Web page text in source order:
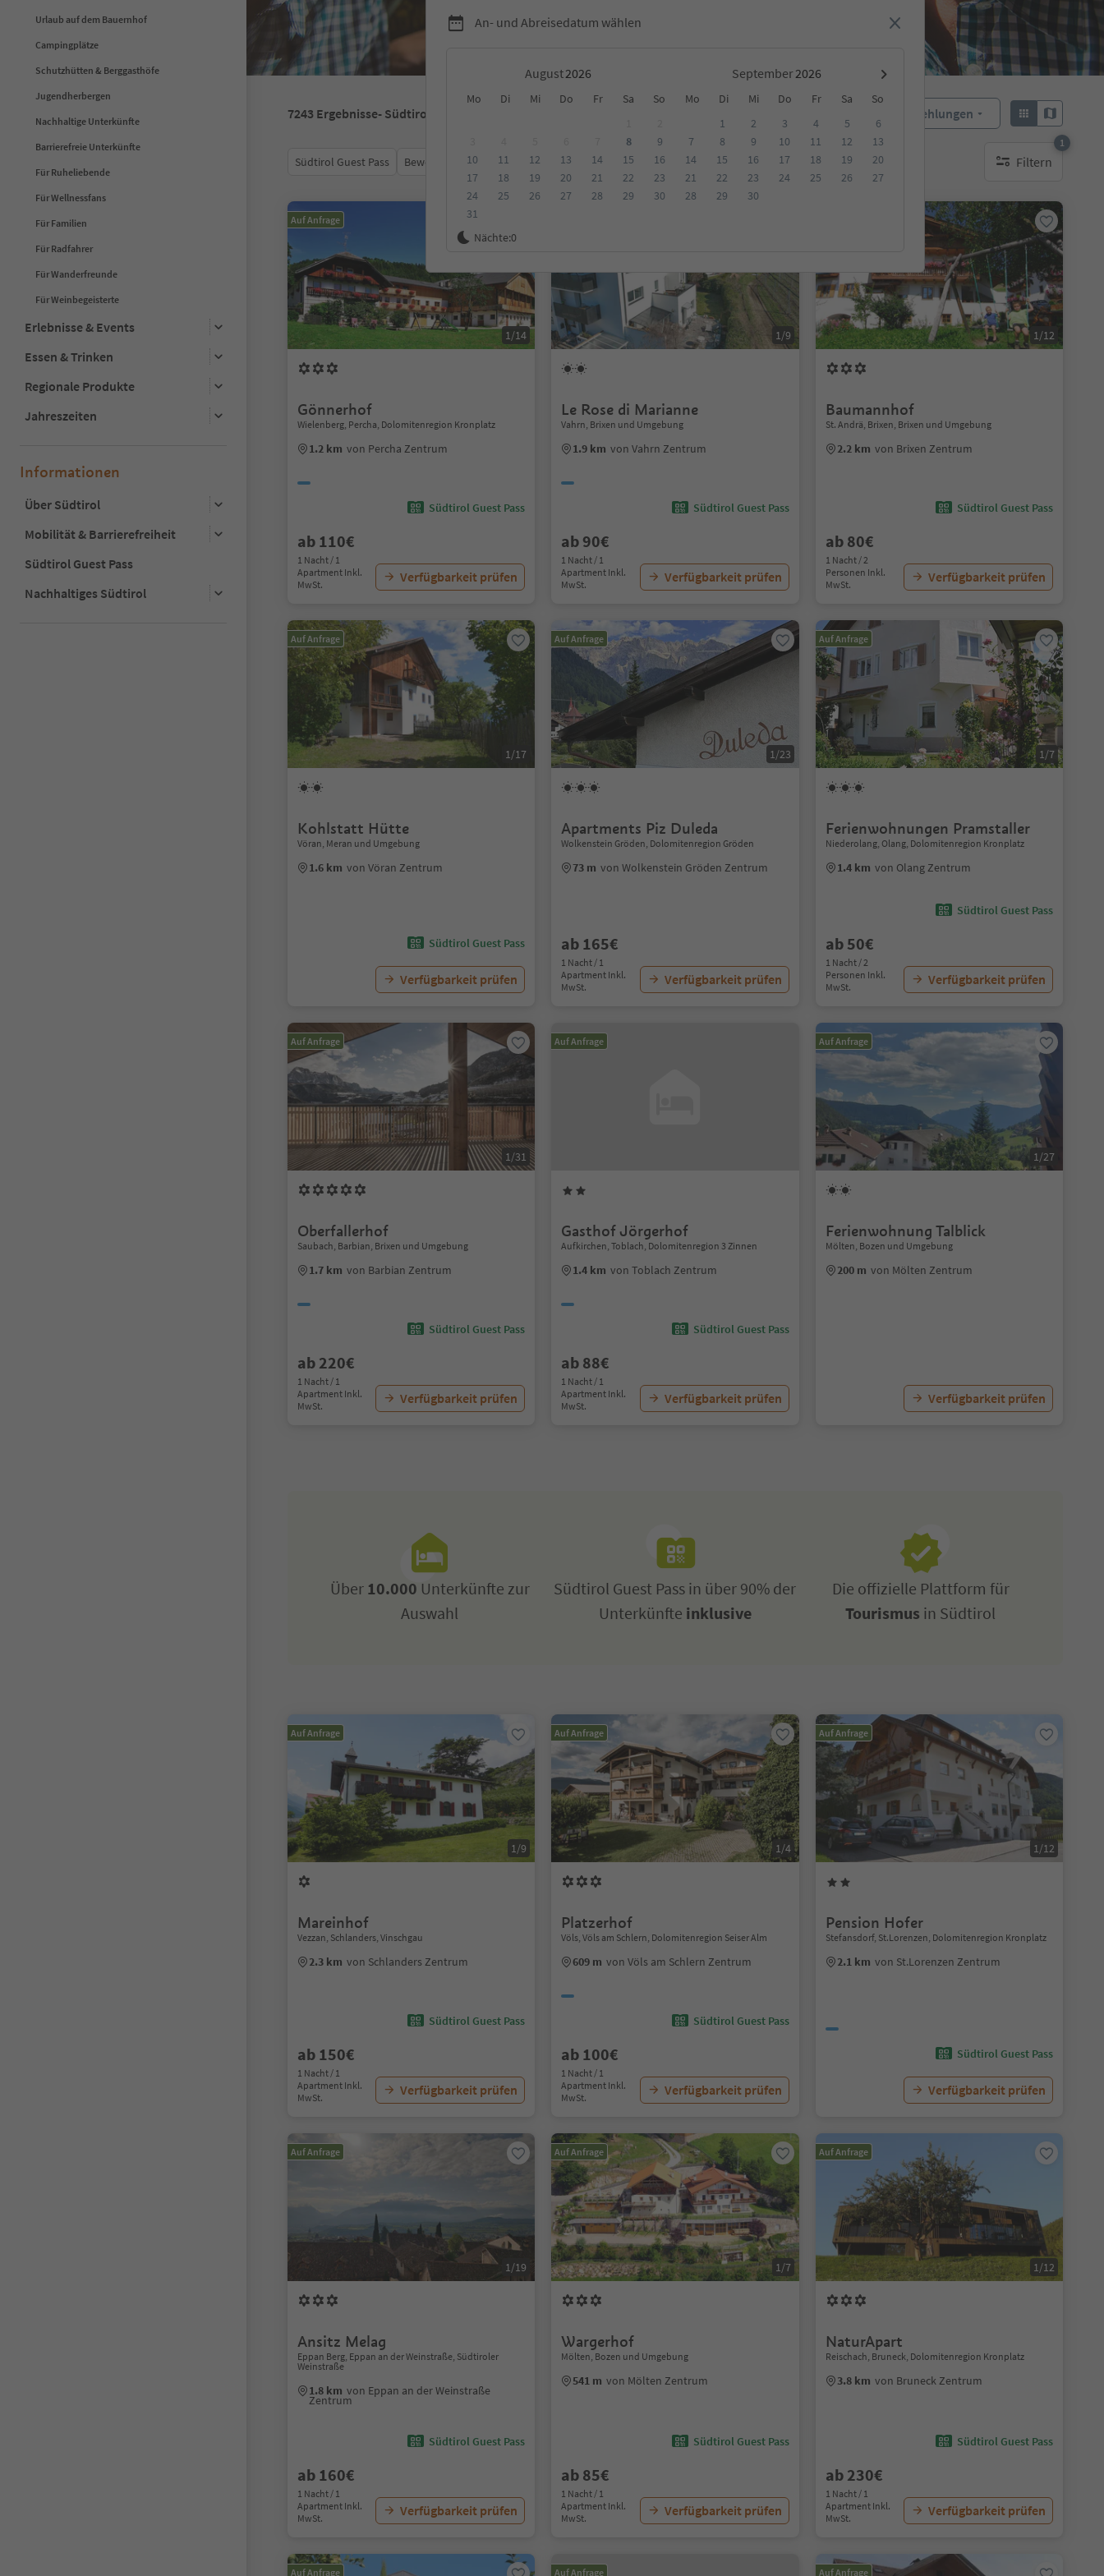
Urlaub auf dem Bauernhof
Campingplätze
Schutzhütten & Berggasthöfe
Jugendherbergen
Nachhaltige Unterkünfte
Barrierefreie Unterkünfte
Für Ruheliebende
Für Wellnessfans
Für Familien
Für Radfahrer
Für Wanderfreunde
Für Weinbegeisterte
Erlebnisse & Events
Essen & Trinken
Regionale Produkte
Jahreszeiten
Informationen
Über Südtirol
Mobilität & Barrierefreiheit
Südtirol Guest Pass
Nachhaltiges Südtirol
An- und Abreisedatum wählen
August September
Mo Di Mi Do Fr Sa So Mo Di Mi Do Fr Sa
So
8
9
10
11 12 13 14 15
16
17
18 19 20 21 22
23
24
25 26 27 28 29
30
31
1 2 3 4 5
6
7
8 9 10 11 12
13
14
15 16 17 18 19
20
21
22 23 24 25 26
27
28
29 30
Nächte:0
7243 Ergebnisse- Südtirol Empfehlungen
Südtirol Guest Pass Bewertungen Kategorie Verpflegungsart Nachhaltige Unterkunft Filtern
1
1 aktiver Filter
Auf Anfrage
1/14
Gönnerhof
Wielenberg, Percha, Dolomitenregion Kronplatz
1.2 km von Percha Zentrum
Südtirol Guest Pass
ab 110€
1 Nacht / 1
Apartment Inkl.
MwSt.
Verfügbarkeit prüfen
1/9
Le Rose di Marianne
Vahrn, Brixen und Umgebung
1.9 km von Vahrn Zentrum
Südtirol Guest Pass
ab 90€
1 Nacht / 1
Apartment Inkl.
MwSt.
Verfügbarkeit prüfen
1/12
Baumannhof
St. Andrä, Brixen, Brixen und Umgebung
2.2 km von Brixen Zentrum
Südtirol Guest Pass
ab 80€
1 Nacht / 2
Personen Inkl.
MwSt.
Verfügbarkeit prüfen
Auf Anfrage
1/17
Kohlstatt Hütte
Vöran, Meran und Umgebung
1.6 km von Vöran Zentrum
Südtirol Guest Pass
Verfügbarkeit prüfen
Auf Anfrage
1/23
Apartments Piz Duleda
Wolkenstein Gröden, Dolomitenregion Gröden
73 m von Wolkenstein Gröden Zentrum
ab 165€
1 Nacht / 1
Apartment Inkl.
MwSt.
Verfügbarkeit prüfen
Auf Anfrage
1/7
Ferienwohnungen Pramstaller
Niederolang, Olang, Dolomitenregion Kronplatz
1.4 km von Olang Zentrum
Südtirol Guest Pass
ab 50€
1 Nacht / 2
Personen Inkl.
MwSt.
Verfügbarkeit prüfen
Auf Anfrage
1/31
Oberfallerhof
Saubach, Barbian, Brixen und Umgebung
1.7 km von Barbian Zentrum
Südtirol Guest Pass
ab 220€
1 Nacht / 1
Apartment Inkl.
MwSt.
Verfügbarkeit prüfen
Auf Anfrage
Gasthof Jörgerhof
Aufkirchen, Toblach, Dolomitenregion 3 Zinnen
1.4 km von Toblach Zentrum
Südtirol Guest Pass
ab 88€
1 Nacht / 1
Apartment Inkl.
MwSt.
Verfügbarkeit prüfen
Auf Anfrage
1/27
Ferienwohnung Talblick
Mölten, Bozen und Umgebung
200 m von Mölten Zentrum
Verfügbarkeit prüfen
Über10.000 Unterkünfte zur
Auswahl
Südtirol Guest Pass in über 90% der
Unterkünfte inklusive
Die offizielle Plattform für
Tourismus in Südtirol
Auf Anfrage
1/9
Mareinhof
Vezzan, Schlanders, Vinschgau
2.3 km von Schlanders Zentrum
Südtirol Guest Pass
ab 150€
1 Nacht / 1
Apartment Inkl.
MwSt.
Verfügbarkeit prüfen
Auf Anfrage
1/4
Platzerhof
Völs, Völs am Schlern, Dolomitenregion Seiser Alm
609 m von Völs am Schlern Zentrum
Südtirol Guest Pass
ab 100€
1 Nacht / 1
Apartment Inkl.
MwSt.
Verfügbarkeit prüfen
Auf Anfrage
1/12
Pension Hofer
Stefansdorf, St.Lorenzen, Dolomitenregion Kronplatz
2.1 km von St.Lorenzen Zentrum
Südtirol Guest Pass
Verfügbarkeit prüfen
Auf Anfrage
1/19
Ansitz Melag
Eppan Berg, Eppan an der Weinstraße, Südtiroler
Weinstraße
1.8 km von Eppan an der Weinstraße
Zentrum
Südtirol Guest Pass
ab 160€
1 Nacht / 1
Apartment Inkl.
MwSt.
Verfügbarkeit prüfen
Auf Anfrage
1/7
Wargerhof
Mölten, Bozen und Umgebung
541 m von Mölten Zentrum
Südtirol Guest Pass
ab 85€
1 Nacht / 1
Apartment Inkl.
MwSt.
Verfügbarkeit prüfen
Auf Anfrage
1/12
NaturApart
Reischach, Bruneck, Dolomitenregion Kronplatz
3.8 km von Bruneck Zentrum
Südtirol Guest Pass
ab 230€
1 Nacht / 1
Apartment Inkl.
MwSt.
Verfügbarkeit prüfen
Auf Anfrage Auf Anfrage Auf Anfrage